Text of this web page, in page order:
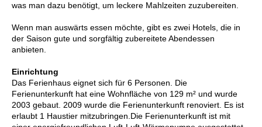
was man dazu benötigt, um leckere Mahlzeiten zuzubereiten.
Wenn man auswärts essen möchte, gibt es zwei Hotels, die in
der Saison gute und sorgfältig zubereitete Abendessen
anbieten.
Einrichtung
Das Ferienhaus eignet sich für 6 Personen. Die
Ferienunterkunft hat eine Wohnfläche von 129 m² und wurde
2003 gebaut. 2009 wurde die Ferienunterkunft renoviert. Es ist
erlaubt 1 Haustier mitzubringen.Die Ferienunterkunft ist mit